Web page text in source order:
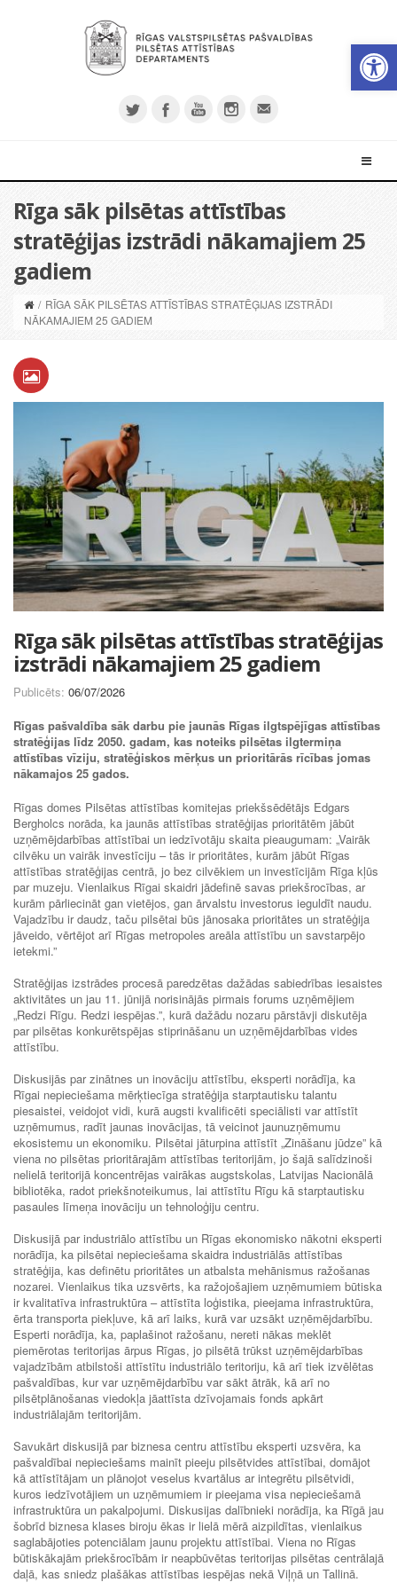
Rīga sāk pilsētas attīstības
stratēģijas izstrādi nākamajiem 25
gadiem
/ RĪGA SĀK PILSĒTAS ATTĪSTĪBAS STRATĒĢIJAS IZSTRĀDI
NĀKAMAJIEM 25 GADIEM
Rīga sāk pilsētas attīstības stratēģijas
izstrādi nākamajiem 25 gadiem
Publicēts: 06/07/2026
Rīgas pašvaldība sāk darbu pie jaunās Rīgas ilgtspējīgas attīstības
stratēģijas līdz 2050. gadam, kas noteiks pilsētas ilgtermiņa
attīstības vīziju, stratēģiskos mērķus un prioritārās rīcības jomas
nākamajos 25 gados.
Rīgas domes Pilsētas attīstības komitejas priekšsēdētājs Edgars
Bergholcs norāda, ka jaunās attīstības stratēģijas prioritātēm jābūt
uzņēmējdarbības attīstībai un iedzīvotāju skaita pieaugumam: „Vairāk
cilvēku un vairāk investīciju – tās ir prioritātes, kurām jābūt Rīgas
attīstības stratēģijas centrā, jo bez cilvēkiem un investīcijām Rīga kļūs
par muzeju. Vienlaikus Rīgai skaidri jādefinē savas priekšrocības, ar
kurām pārliecināt gan vietējos, gan ārvalstu investorus ieguldīt naudu.
Vajadzību ir daudz, taču pilsētai būs jānosaka prioritātes un stratēģija
jāveido, vērtējot arī Rīgas metropoles areāla attīstību un savstarpējo
ietekmi.”
Stratēģijas izstrādes procesā paredzētas dažādas sabiedrības iesaistes
aktivitātes un jau 11. jūnijā norisinājās pirmais forums uzņēmējiem
„Redzi Rīgu. Redzi iespējas.”, kurā dažādu nozaru pārstāvji diskutēja
par pilsētas konkurētspējas stiprināšanu un uzņēmējdarbības vides
attīstību.
Diskusijās par zinātnes un inovāciju attīstību, eksperti norādīja, ka
Rīgai nepieciešama mērķtiecīga stratēģija starptautisku talantu
piesaistei, veidojot vidi, kurā augsti kvalificēti speciālisti var attīstīt
uzņēmumus, radīt jaunas inovācijas, tā veicinot jaunuzņēmumu
ekosistemu un ekonomiku. Pilsētai jāturpina attīstīt „Zināšanu jūdze” kā
viena no pilsētas prioritārajām attīstības teritorijām, jo šajā salīdzinoši
nelielā teritorijā koncentrējas vairākas augstskolas, Latvijas Nacionālā
bibliotēka, radot priekšnoteikumus, lai attīstītu Rīgu kā starptautisku
pasaules līmeņa inovāciju un tehnoloģiju centru.
Diskusijā par industriālo attīstību un Rīgas ekonomisko nākotni eksperti
norādīja, ka pilsētai nepieciešama skaidra industriālās attīstības
stratēģija, kas definētu prioritātes un atbalsta mehānismus ražošanas
nozarei. Vienlaikus tika uzsvērts, ka ražojošajiem uzņēmumiem būtiska
ir kvalitatīva infrastruktūra – attīstīta loģistika, pieejama infrastruktūra,
ērta transporta piekļuve, kā arī laiks, kurā var uzsākt uzņēmējdarbību.
Esperti norādīja, ka, paplašinot ražošanu, nereti nākas meklēt
piemērotas teritorijas ārpus Rīgas, jo pilsētā trūkst uzņēmējdarbības
vajadzībām atbilstoši attīstītu industriālo teritoriju, kā arī tiek izvēlētas
pašvaldības, kur var uzņēmējdarbību var sākt ātrāk, kā arī no
pilsētplānošanas viedokļa jāattīsta dzīvojamais fonds apkārt
industriālajām teritorijām.
Savukārt diskusijā par biznesa centru attīstību eksperti uzsvēra, ka
pašvaldībai nepieciešams mainīt pieeju pilsētvides attīstībai, domājot
kā attīstītājam un plānojot veselus kvartālus ar integrētu pilsētvidi,
kuros iedzīvotājiem un uzņēmumiem ir pieejama visa nepieciešamā
infrastruktūra un pakalpojumi. Diskusijas dalībnieki norādīja, ka Rīgā jau
šobrīd biznesa klases biroju ēkas ir lielā mērā aizpildītas, vienlaikus
saglabājoties potenciālam jaunu projektu attīstībai. Viena no Rīgas
būtiskākajām priekšrocībām ir neapbūvētas teritorijas pilsētas centrālajā
daļā, kas sniedz plašākas attīstības iespējas nekā Viļņā un Tallinā.